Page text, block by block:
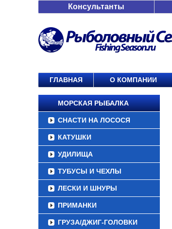
Консультанты
ГЛАВНАЯ О КОМПАНИИ
МОРСКАЯ РЫБАЛКА
СНАСТИ НА ЛОСОСЯ
КАТУШКИ
УДИЛИЩА
ТУБУСЫ И ЧЕХЛЫ
ЛЕСКИ И ШНУРЫ
ПРИМАНКИ
ГРУЗА/ДЖИГ-ГОЛОВКИ